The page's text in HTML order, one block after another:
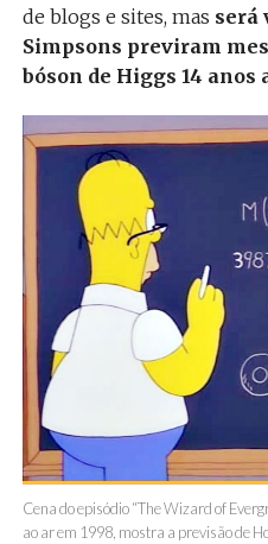
de blogs e sites, mas será
Simpsons previram
bóson de Higgs 14 anos
Cena do episódio “The Wizard of
ao ar em 1998, mostra a previsão de